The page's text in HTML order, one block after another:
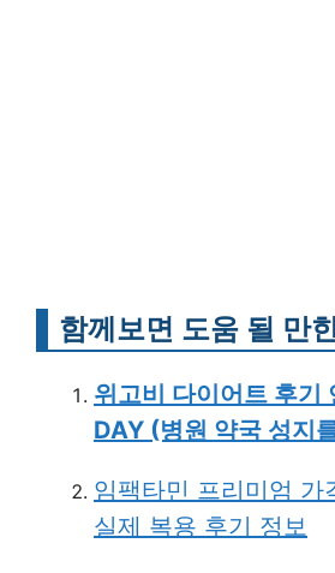
함께보면 도움 될 만
위고비 다이어트 후기
DAY (병원 약국 성지
임팩타민 프리미엄
실제 복용 후기 정보